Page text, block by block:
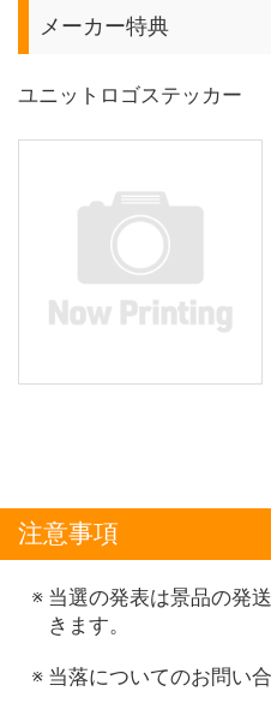
メーカー特典
ユニットロゴステッカー
注意事項
当選の発表は景品の発
きます。
当落についてのお問い